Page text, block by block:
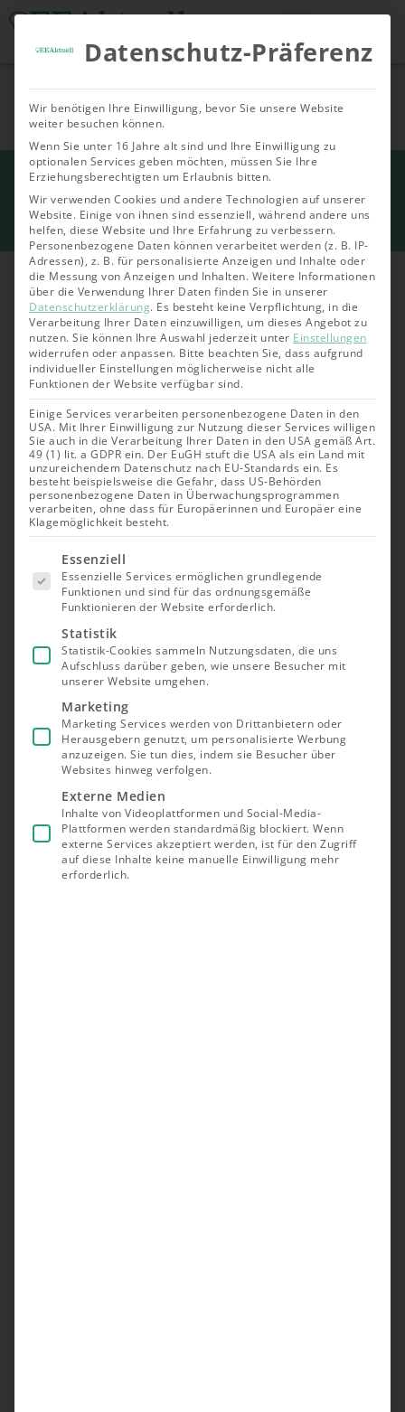
Nachhaltige
Investments
Allgemein Bioenergie
Start»Solarenergie »Photovoltaik»
Balkonkraftwerk»Balkonkraftwerk im Garten
aufstellen (Praktischer Leitfaden)
Datenschutz-Präferenz
Wir benötigen Ihre Einwilligung, bevor Sie unsere Website
weiter besuchen können.
Wenn Sie unter 16 Jahre alt sind und Ihre Einwilligung zu
optionalen Services geben möchten, müssen Sie Ihre
Erziehungsberechtigten um Erlaubnis bitten.
Wir verwenden Cookies und andere Technologien auf unserer
Website. Einige von ihnen sind essenziell, während andere uns
helfen, diese Website und Ihre Erfahrung zu verbessern.
Personenbezogene Daten können verarbeitet werden (z. B. IP-
Adressen), z. B. für personalisierte Anzeigen und Inhalte oder
die Messung von Anzeigen und Inhalten. Weitere Informationen
über die Verwendung Ihrer Daten finden Sie in unserer
Datenschutzerklärung. Es besteht keine Verpflichtung, in die
Verarbeitung Ihrer Daten einzuwilligen, um dieses Angebot zu
nutzen. Sie können Ihre Auswahl jederzeit unter Einstellungen
widerrufen oder anpassen. Bitte beachten Sie, dass aufgrund
individueller Einstellungen möglicherweise nicht alle
Funktionen der Website verfügbar sind.
Einige Services verarbeiten personenbezogene Daten in den
USA. Mit Ihrer Einwilligung zur Nutzung dieser Services willigen
Sie auch in die Verarbeitung Ihrer Daten in den USA gemäß Art.
49 (1) lit. a GDPR ein. Der EuGH stuft die USA als ein Land mit
unzureichendem Datenschutz nach EU-Standards ein. Es
besteht beispielsweise die Gefahr, dass US-Behörden
personenbezogene Daten in Überwachungsprogrammen
verarbeiten, ohne dass für Europäerinnen und Europäer eine
Klagemöglichkeit besteht.
Es folgt
eine Liste
der Service-
Gruppen,
für die eine
Einwilligung
erteilt
werden
kann. Die
erste
Service-
Gruppe ist
essenziell
und kann
nicht
abgewählt
Essenziell
Essenzielle Services ermöglichen grundlegende
Funktionen und sind für das ordnungsgemäße
Funktionieren der Website erforderlich.
Statistik
Statistik-Cookies sammeln Nutzungsdaten, die uns
Aufschluss darüber geben, wie unsere Besucher mit
unserer Website umgehen.
Marketing
Marketing Services werden von Drittanbietern oder
Herausgebern genutzt, um personalisierte Werbung
anzuzeigen. Sie tun dies, indem sie Besucher über
Websites hinweg verfolgen.
Externe Medien
Inhalte von Videoplattformen und Social-Media-
Plattformen werden standardmäßig blockiert. Wenn
externe Services akzeptiert werden, ist für den Zugriff
auf diese Inhalte keine manuelle Einwilligung mehr
erforderlich.